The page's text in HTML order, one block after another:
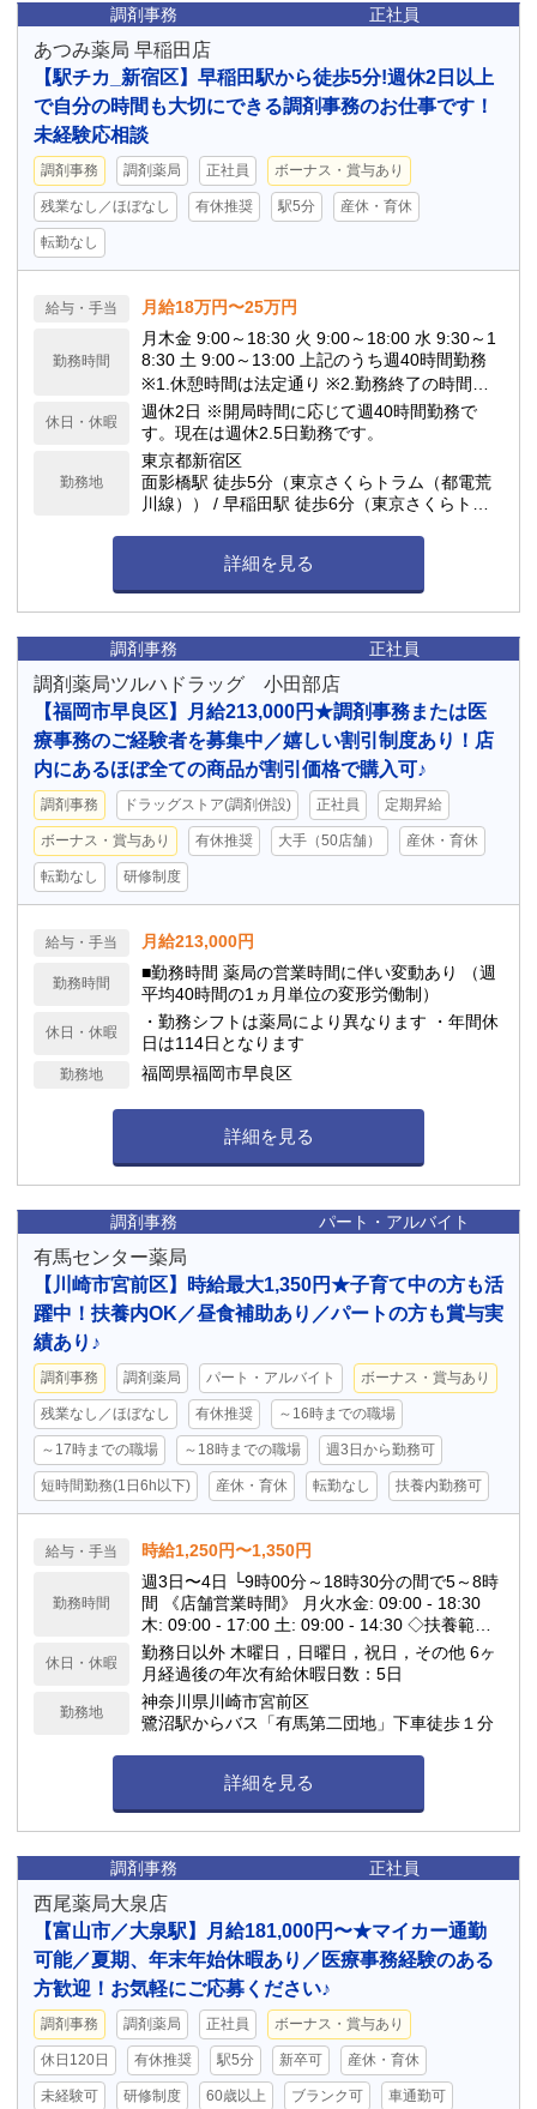
調剤事務 正社員
あつみ薬局 早稲田店
【駅チカ_新宿区】早稲田駅から徒歩5分!週休2日以上
で自分の時間も大切にできる調剤事務のお仕事です！
未経験応相談
調剤事務 調剤薬局 正社員 ボーナス・賞与あり
残業なし／ほぼなし 有休推奨 駅5分 産休・育休
転勤なし
給与・手当 月給18万円〜25万円
勤務時間
月木金 9:00～18:30 火 9:00～18:00 水 9:30～1
8:30 土 9:00～13:00 上記のうち週40時間勤務
※1.休憩時間は法定通り ※2.勤務終了の時間は
近隣のクリニックの外来状況によって変動しま
す
休日・休暇
週休2日 ※開局時間に応じて週40時間勤務で
す。現在は週休2.5日勤務です。
勤務地
東京都新宿区
面影橋駅 徒歩5分（東京さくらトラム（都電荒
川線）） / 早稲田駅 徒歩6分（東京さくらトラ
詳細を見る
調剤事務 正社員
調剤薬局ツルハドラッグ 小田部店
【福岡市早良区】月給213,000円★調剤事務または医
療事務のご経験者を募集中／嬉しい割引制度あり！店
内にあるほぼ全ての商品が割引価格で購入可♪
調剤事務 ドラッグストア(調剤併設) 正社員 定期昇給
ボーナス・賞与あり 有休推奨 大手（50店舗） 産休・育休
転勤なし 研修制度
給与・手当 月給213,000円
勤務時間
■勤務時間 薬局の営業時間に伴い変動あり （週
平均40時間の1ヵ月単位の変形労働制）
休日・休暇
・勤務シフトは薬局により異なります ・年間休
日は114日となります
勤務地 福岡県福岡市早良区
詳細を見る
調剤事務 パート・アルバイト
有馬センター薬局
【川崎市宮前区】時給最大1,350円★子育て中の方も活
躍中！扶養内OK／昼食補助あり／パートの方も賞与実
績あり♪
調剤事務 調剤薬局 パート・アルバイト ボーナス・賞与あり
残業なし／ほぼなし 有休推奨 ～16時までの職場
～17時までの職場 ～18時までの職場 週3日から勤務可
短時間勤務(1日6h以下) 産休・育休 転勤なし 扶養内勤務可
給与・手当 時給1,250円〜1,350円
勤務時間
週3日〜4日 └9時00分～18時30分の間で5～8時
間 《店舗営業時間》 月火水金: 09:00 - 18:30
木: 09:00 - 17:00 土: 09:00 - 14:30 ◇扶養範囲
内の就労可
休日・休暇
勤務日以外 木曜日，日曜日，祝日，その他 6ヶ
月経過後の年次有給休暇日数：5日
勤務地
神奈川県川崎市宮前区
鷺沼駅からバス「有馬第二団地」下車徒歩１分
詳細を見る
調剤事務 正社員
西尾薬局大泉店
【富山市／大泉駅】月給181,000円〜★マイカー通勤
可能／夏期、年末年始休暇あり／医療事務経験のある
方歓迎！お気軽にご応募ください♪
調剤事務 調剤薬局 正社員 ボーナス・賞与あり
休日120日 有休推奨 駅5分 新卒可 産休・育休
未経験可 研修制度 60歳以上 ブランク可 車通勤可